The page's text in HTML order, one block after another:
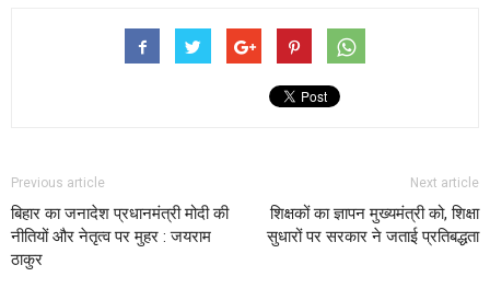
Previous article
बिहार का जनादेश प्रधानमंत्री मोदी की
नीतियों और नेतृत्व पर मुहर : जयराम
ठाकुर
Next article
शिक्षकों का ज्ञापन मुख्यमंत्री को, शिक्षा
सुधारों पर सरकार ने जताई प्रतिबद्धता